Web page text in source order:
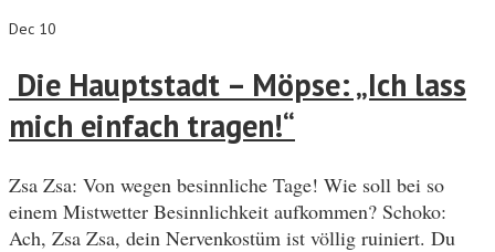
Dec 10
Die Hauptstadt – Möpse: „Ich lass
mich einfach tragen!“
Zsa Zsa: Von wegen besinnliche Tage! Wie soll bei so
einem Mistwetter Besinnlichkeit aufkommen? Schoko:
Ach, Zsa Zsa, dein Nervenkostüm ist völlig ruiniert. Du